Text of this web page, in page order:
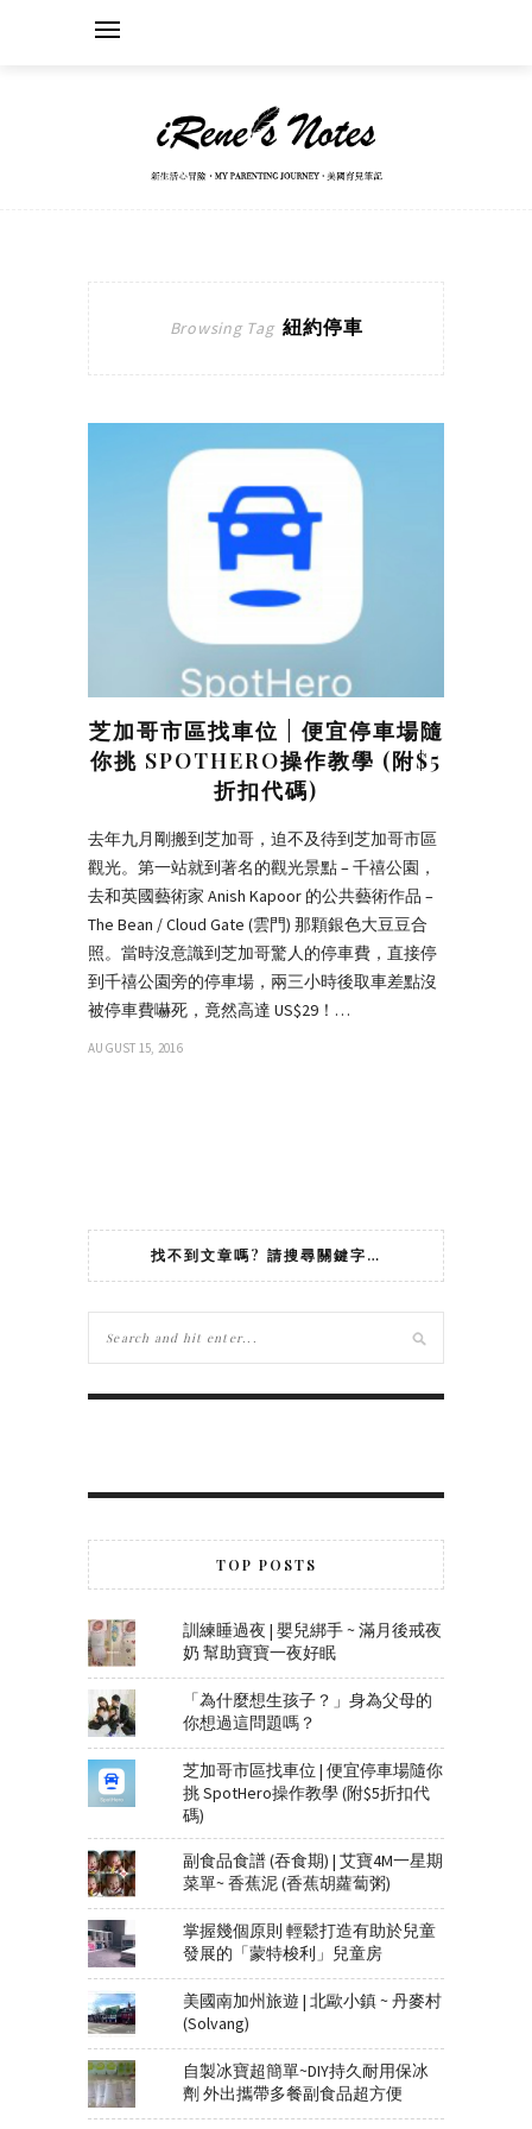
Browsing Tag 紐約停車
芝加哥市區找車位 | 便宜停車場隨
你挑 SPOTHERO操作教學 (附$5
折扣代碼)
去年九月剛搬到芝加哥，迫不及待到芝加哥市區
觀光。第一站就到著名的觀光景點 – 千禧公園，
去和英國藝術家 Anish Kapoor 的公共藝術作品 –
The Bean / Cloud Gate (雲門) 那顆銀色大豆豆合
照。當時沒意識到芝加哥驚人的停車費，直接停
到千禧公園旁的停車場，兩三小時後取車差點沒
被停車費嚇死，竟然高達 US$29！…
AUGUST 15, 2016
找不到文章嗎? 請搜尋關鍵字…
TOP POSTS
訓練睡過夜 | 嬰兒綁手 ~ 滿月後戒夜
奶 幫助寶寶一夜好眠
「為什麼想生孩子？」身為父母的
你想過這問題嗎？
芝加哥市區找車位 | 便宜停車場隨你
挑 SpotHero操作教學 (附$5折扣代
碼)
副食品食譜 (吞食期) | 艾寶4M一星期
菜單~ 香蕉泥 (香蕉胡蘿蔔粥)
掌握幾個原則 輕鬆打造有助於兒童
發展的「蒙特梭利」兒童房
美國南加州旅遊 | 北歐小鎮 ~ 丹麥村
(Solvang)
自製冰寶超簡單~DIY持久耐用保冰
劑 外出攜帶多餐副食品超方便